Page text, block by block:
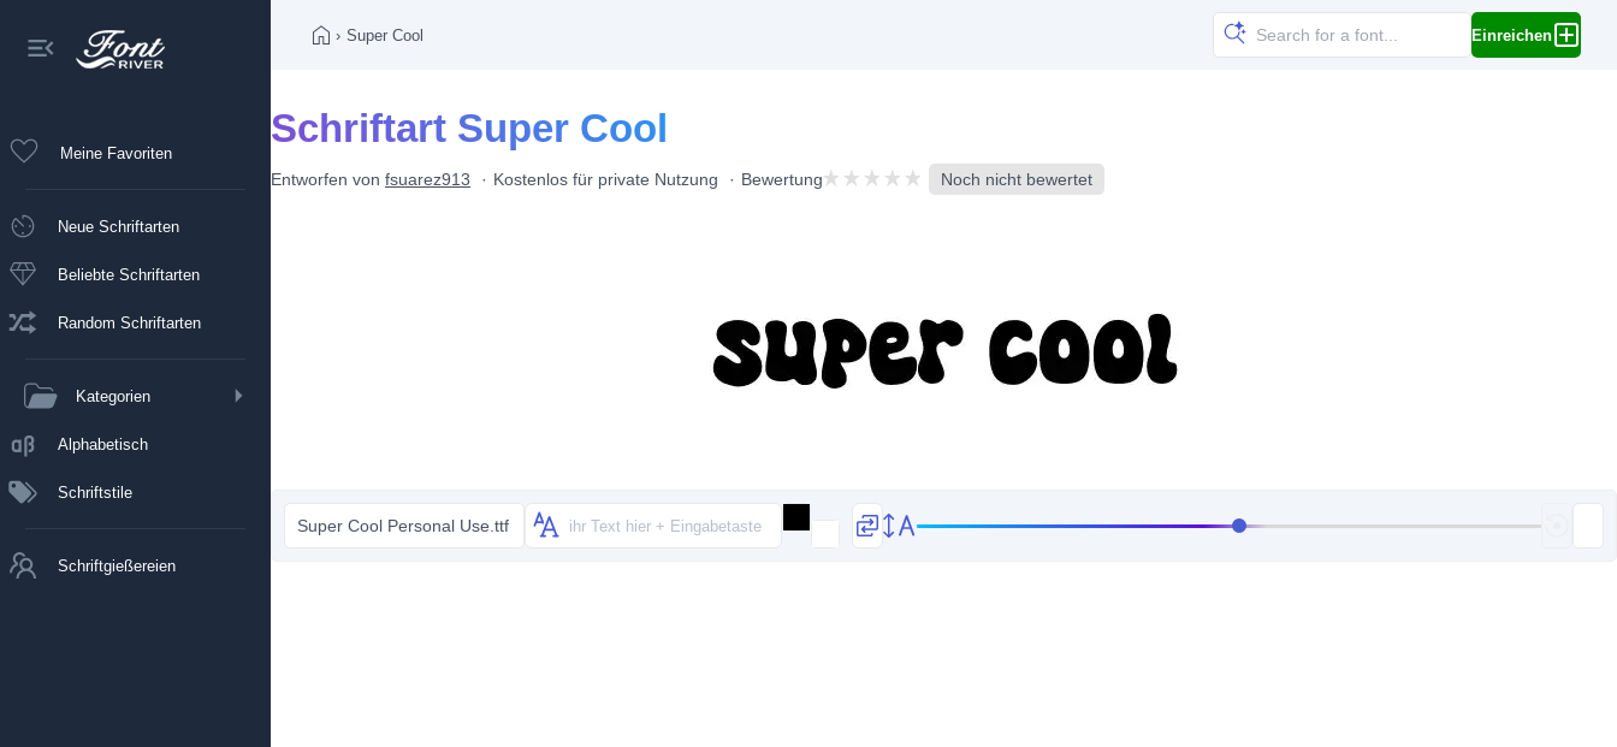
Meine Favoriten
Neue Schriftarten
Beliebte Schriftarten
Random Schriftarten
Kategorien
Alphabetisch
Schriftstile
Schriftgießereien
› Super Cool Einreichen
Schriftart Super Cool
Entworfen von fsuarez913 Kostenlos für private Nutzung Bewertung Noch nicht bewertet
Super Cool Personal Use.ttf